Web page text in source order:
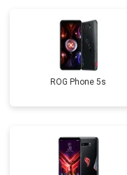
ROG Phone 5s